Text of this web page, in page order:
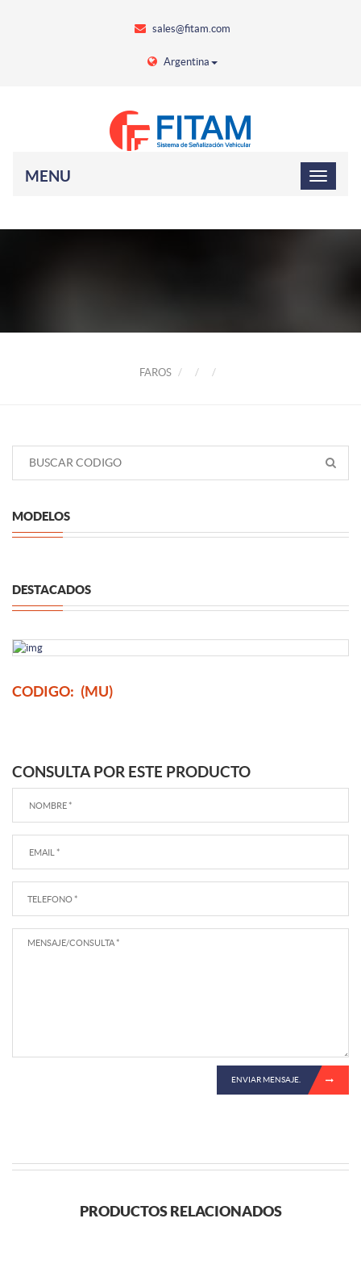
sales@fitam.com
Argentina
MENU
FAROS
MODELOS
DESTACADOS
CODIGO: (MU)
CONSULTA POR ESTE PRODUCTO
ENVIAR MENSAJE.
PRODUCTOS RELACIONADOS